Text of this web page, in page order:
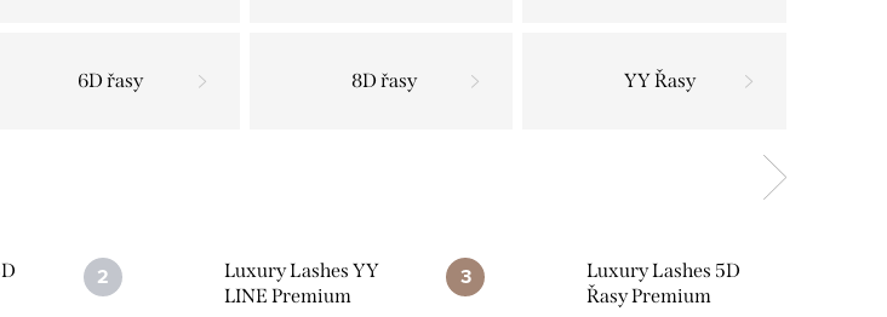
6D řasy 8D řasy YY Řasy
Luxury Lashes YY
LINE Premium
Luxury Lashes 5D
Řasy Premium